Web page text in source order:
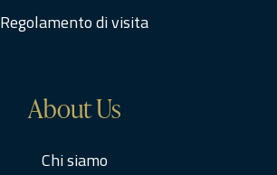
Regolamento di visita
About Us
Chi siamo